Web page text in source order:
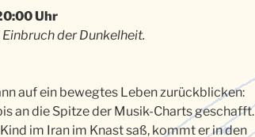
Uhr
der Dunkelheit.
auf ein bewegtes Leben zurückblicken:
an die Spitze der Musik-Charts geschafft.
im Iran im Knast saß, kommt er in den